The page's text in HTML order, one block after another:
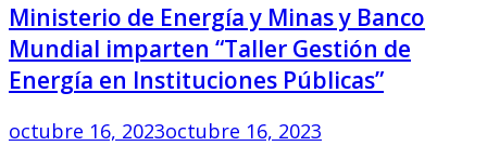
Ministerio de Energía y Minas y Banco
Mundial imparten “Taller Gestión de
Energía en Instituciones Públicas”
octubre 16, 2023octubre 16, 2023